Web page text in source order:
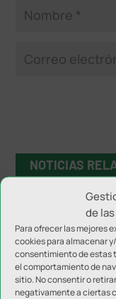
de
Para ofrecer las mejores
cookies para almacenar
consentimiento de estas
el comportamiento de
sitio. No consentir o
negativamente a ciertas
NOTICIAS